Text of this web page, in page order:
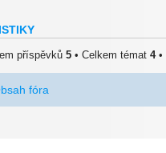
příspěvků 5 • Celkem témat 4•
fóra